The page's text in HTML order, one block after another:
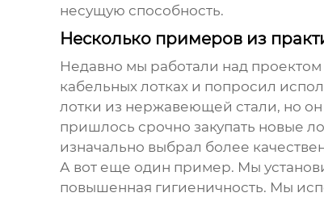
несущую способность.
Несколько примеров из
Недавно мы работали над
кабельных лоткахи попросил
лотки из нержавеющей стали, но
пришлось срочно закупать новые
изначально выбрал более
А вот еще один пример. Мы
повышенная гигиеничность. Мы